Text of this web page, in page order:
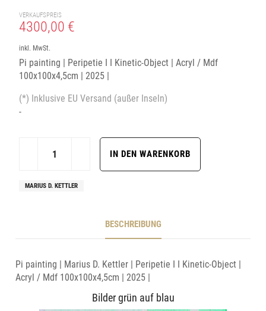
VERKAUFSPREIS
4300,00 €
inkl. MwSt.
Pi painting | Peripetie I I Kinetic-Object | Acryl / Mdf
100x100x4,5cm | 2025 |
(*) Inklusive EU Versand (außer Inseln)
-
MARIUS D. KETTLER
BESCHREIBUNG
Pi painting | Marius D. Kettler | Peripetie I I Kinetic-Object |
Acryl / Mdf 100x100x4,5cm | 2025 |
Bilder grün auf blau